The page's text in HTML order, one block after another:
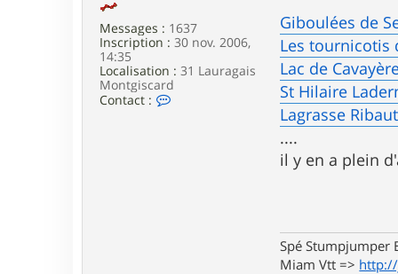
Messages : 1637
Inscription : 30 nov. 2006,
14:35
Localisation : 31 Lauragais
Montgiscard
Contact :
Giboulées de
Les tournicotis
Lac de
St Hilaire
Lagrasse
....
il y en a plein
Spé Stumpjumper
Miam Vtt =>